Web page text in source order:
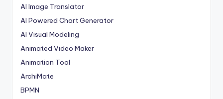
s
t
r
y
U
p
AI Image Translator
AI Powered Chart Generator
AI Visual Modeling
Animated Video Maker
Animation Tool
ArchiMate
BPMN